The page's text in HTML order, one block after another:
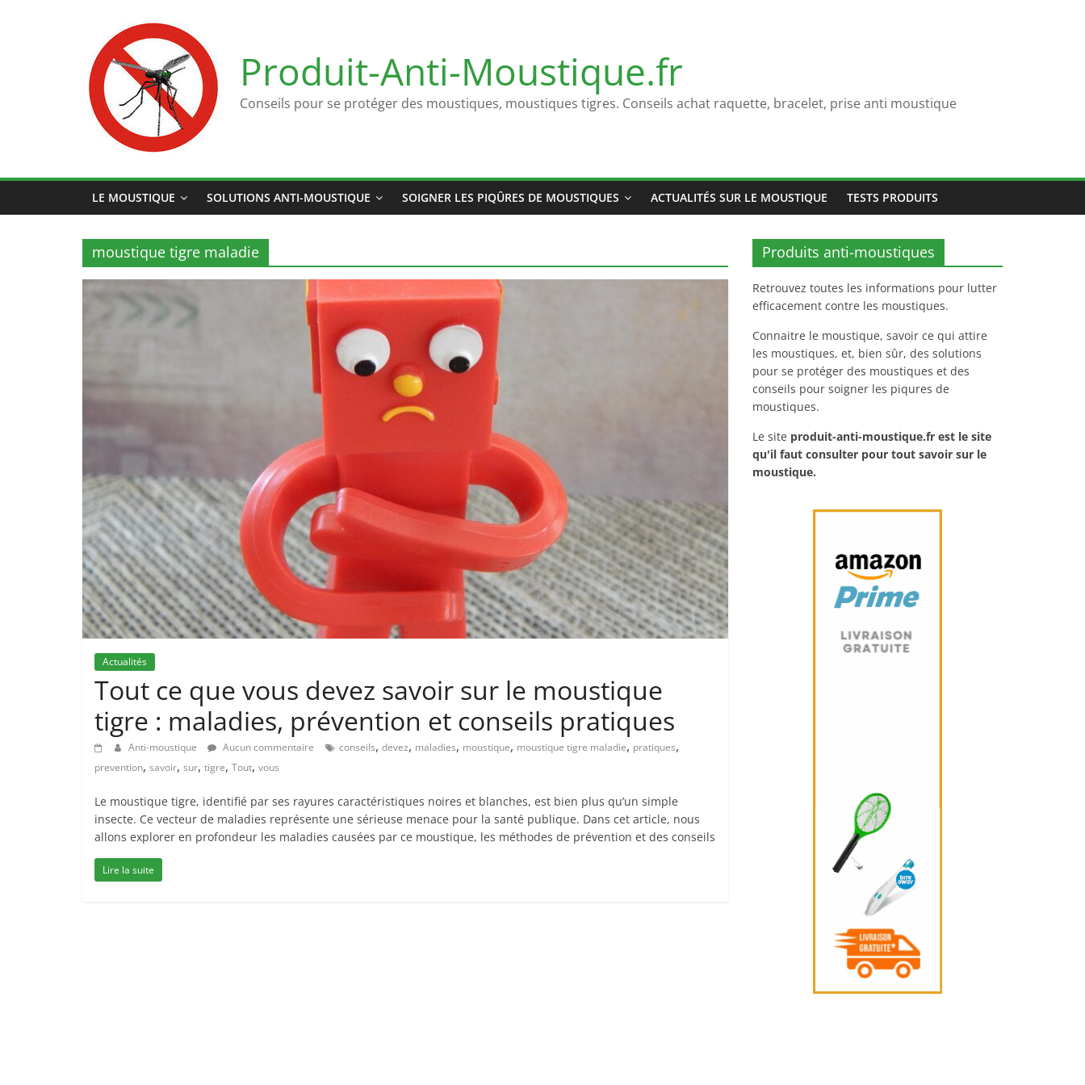
Produit-Anti-Moustique.fr
Conseils pour se protéger des moustiques, moustiques tigres. Conseils achat raquette, bracelet, prise anti moustique
LE MOUSTIQUE SOLUTIONS ANTI-MOUSTIQUE SOIGNER LES PIQÛRES DE MOUSTIQUES ACTUALITÉS SUR LE MOUSTIQUE TESTS PRODUITS
moustique tigre maladie
Actualités
Tout ce que vous devez savoir sur le moustique
tigre : maladies, prévention et conseils pratiques
Anti-moustique Aucun commentaire conseils, devez, maladies, moustique, moustique tigre maladie, pratiques,
prevention, savoir, sur, tigre, Tout, vous
Le moustique tigre, identifié par ses rayures caractéristiques noires et blanches, est bien plus qu’un simple
insecte. Ce vecteur de maladies représente une sérieuse menace pour la santé publique. Dans cet article, nous
allons explorer en profondeur les maladies causées par ce moustique, les méthodes de prévention et des conseils
Lire la suite
Produits anti-moustiques
Retrouvez toutes les informations pour lutter
efficacement contre les moustiques.
Connaitre le moustique, savoir ce qui attire
les moustiques, et, bien sûr, des solutions
pour se protéger des moustiques et des
conseils pour soigner les piqures de
moustiques.
Le site produit-anti-moustique.fr est le site
qu'il faut consulter pour tout savoir sur le
moustique.